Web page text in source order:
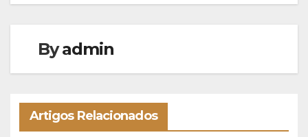
Byadmin
Artigos Relacionados